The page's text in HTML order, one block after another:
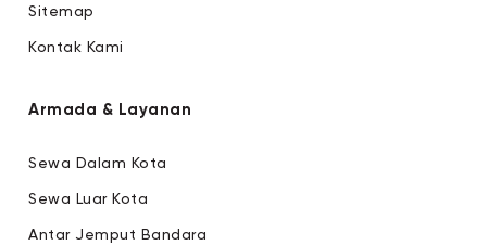
Sitemap
Kontak Kami
Armada & Layanan
Sewa Dalam Kota
Sewa Luar Kota
Antar Jemput Bandara